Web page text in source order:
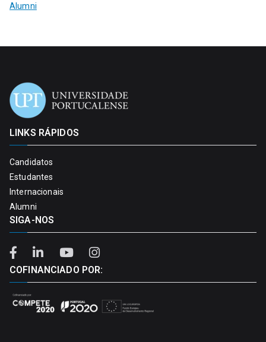
Alumni
LINKS RÁPIDOS
Candidatos
Estudantes
Internacionais
Alumni
SIGA-NOS
COFINANCIADO POR: